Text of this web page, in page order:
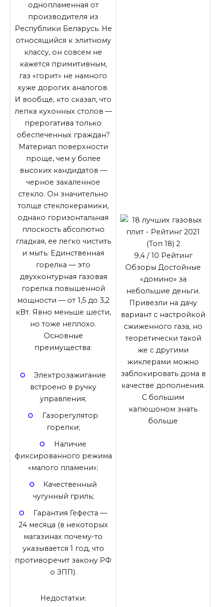
однопламенная от
производителя из
Республики Беларусь. Не
относящийся к элитному
классу, он совсем не
кажется примитивным,
газ «горит» не намного
хуже дорогих аналогов.
И вообще, кто сказал, что
лепка кухонных столов —
прерогатива только
обеспеченных граждан?
Материал поверхности
проще, чем у более
высоких кандидатов —
черное закаленное
стекло. Он значительно
толще стеклокерамики,
однако горизонтальная
плоскость абсолютно
гладкая, ее легко чистить
и мыть. Единственная
горелка — это
двухконтурная газовая
горелка повышенной
мощности — от 1,5 до 3,2
кВт. Явно меньше шести,
но тоже неплохо.
Основные
преимущества:
Электрозажигание
встроено в ручку
управления;
Газорегулятор
горелки;
Наличие
фиксированного режима
«малого пламени»;
Качественный
чугунный гриль;
Гарантия Гефеста —
24 месяца (в некоторых
магазинах почему-то
указывается 1 год, что
противоречит закону РФ
о ЗПП).
Недостатки:
9,4 / 10 Рейтинг
Обзоры Достойные
«домино» за
небольшие деньги.
Привезли на дачу
вариант с настройкой
сжиженного газа, но
теоретически такой
же с другими
жиклерами можно
заблокировать дома в
качестве дополнения.
С большим
капюшоном знать
больше